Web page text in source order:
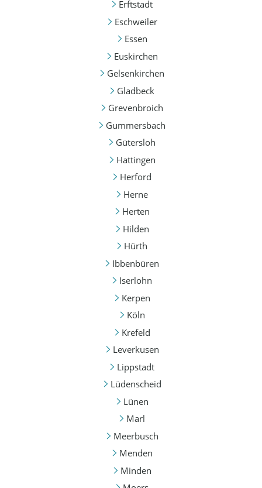
Erftstadt
Eschweiler
Essen
Euskirchen
Gelsenkirchen
Gladbeck
Grevenbroich
Gummersbach
Gütersloh
Hattingen
Herford
Herne
Herten
Hilden
Hürth
Ibbenbüren
Iserlohn
Kerpen
Köln
Krefeld
Leverkusen
Lippstadt
Lüdenscheid
Lünen
Marl
Meerbusch
Menden
Minden